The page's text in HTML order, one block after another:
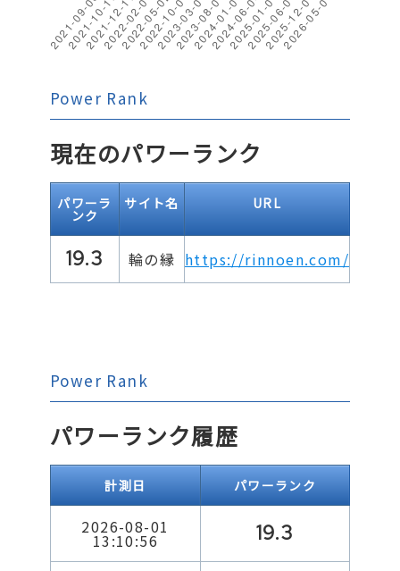
Power Rank
現在のパワーランク
パワーラ
ンク
サイト名 URL
19.3 輪の縁 https://rinnoen.com/
Power Rank
パワーランク履歴
計測日 パワーランク
2026-08-01
13:10:56 19.3